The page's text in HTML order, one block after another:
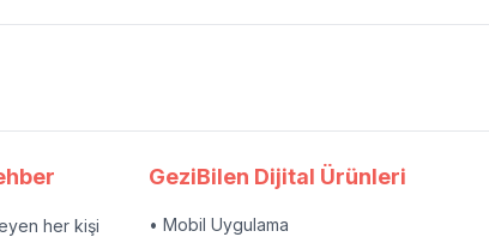
her kişi
GeziBilen Dijital Ürünleri
• Mobil Uygulama